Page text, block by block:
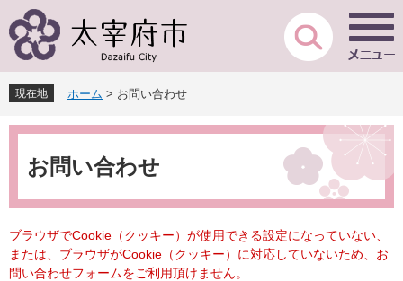
ー
先
頭
で
ニ
を
飛
ば
現在地 ホーム > お問い合わせ
本
お問い合わせ
ブラウザでCookie（クッキー）が使用できる設定になっていない、
または、ブラウザがCookie（クッキー）に対応していないため、お
問い合わせフォームをご利用頂けません。